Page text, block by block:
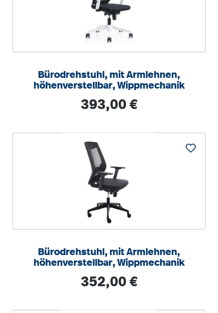
Bürodrehstuhl, mit Armlehnen,
höhenverstellbar, Wippmechanik
Regulärer Preis:
393,00 €
Bürodrehstuhl, mit Armlehnen,
höhenverstellbar, Wippmechanik
Regulärer Preis:
352,00 €